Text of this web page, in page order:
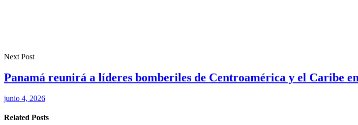
Next Post
Panamá reunirá a líderes bomberiles de Centroamérica y el Caribe
junio 4, 2026
Related Posts